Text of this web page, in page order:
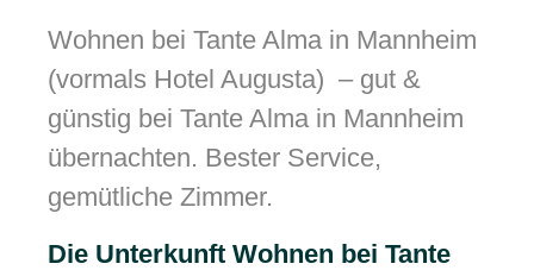
Wohnen bei Tante Alma in Mannheim
(vormals Hotel Augusta) – gut &
günstig bei Tante Alma in Mannheim
übernachten. Bester Service,
gemütliche Zimmer.
Die Unterkunft Wohnen bei Tante